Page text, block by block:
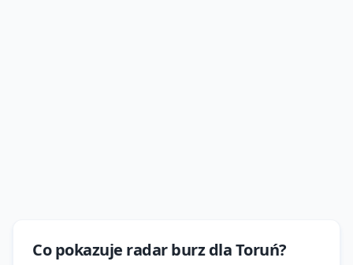
Co pokazuje radar burzdlaToruń?